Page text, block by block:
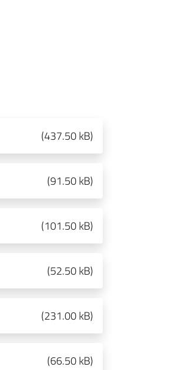
(437.50 kB)
(91.50 kB)
(101.50 kB)
(52.50 kB)
(231.00 kB)
(66.50 kB)